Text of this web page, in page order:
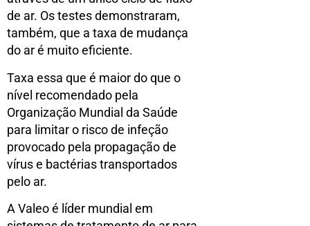
de ar. Os testes demonstraram,
também, que a taxa de mudança
do ar é muito eficiente.
Taxa essa que é maior do que o
nível recomendado pela
Organização Mundial da Saúde
para limitar o risco de infeção
provocado pela propagação de
vírus e bactérias transportados
pelo ar.
A Valeo é líder mundial em